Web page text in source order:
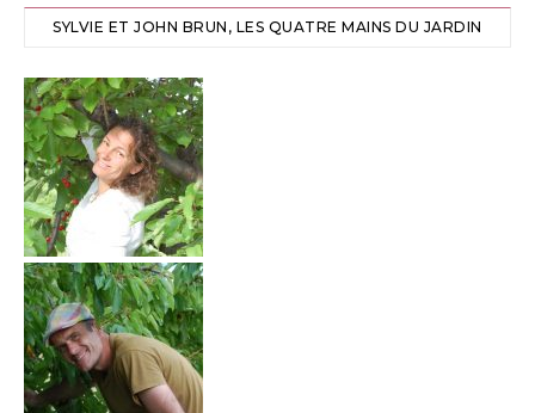
SYLVIE ET JOHN BRUN, LES QUATRE MAINS DU JARDIN